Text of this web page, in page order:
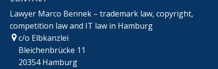
Lawyer Marco Bennek – trademark law, copyright,
competition law and IT law in Hamburg
c/o Elbkanzlei
Bleichenbrücke 11
20354 Hamburg